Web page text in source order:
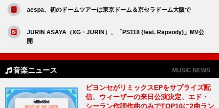
aespa、初のドームツアーは東京ドーム＆京セラドーム大阪で
JURIN ASAYA（XG・JURIN）、「PS118 (feat. Rapsody)」MV公
開
音楽ニュース MUSIC NEWS
ビヨンセがリミックスEPをサプライズ配
信、ウィーザーの来日公演決定、エド・
シーラン作詞作曲のみでTOP10に2曲ラン